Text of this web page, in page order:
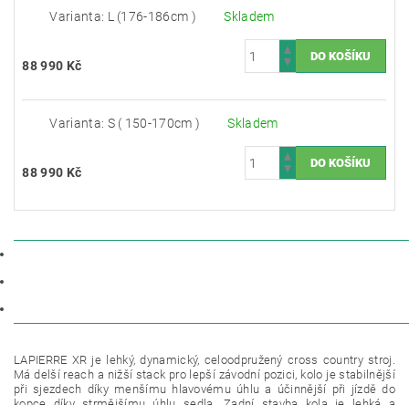
Varianta: L (176-186cm ) Skladem
88 990 Kč
Varianta: S ( 150-170cm ) Skladem
88 990 Kč
LAPIERRE XR je lehký, dynamický, celoodpružený cross country stroj.
Má delší reach a nižší stack pro lepší závodní pozici, kolo je stabilnější
při sjezdech díky menšímu hlavovému úhlu a účinnější při jízdě do